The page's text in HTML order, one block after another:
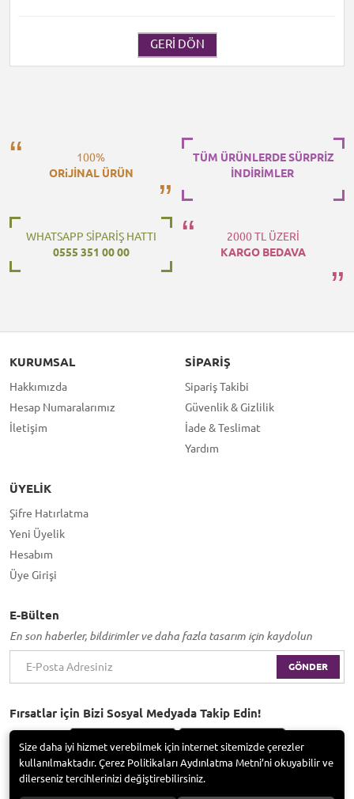
GERI DÖN
100%
ORiJİNAL ÜRÜN
TÜM ÜRÜNLERDE SÜRPRİZ
İNDİRİMLER
WHATSAPP SİPARİŞ HATTI
0555 351 00 00
2000 TL ÜZERİ
KARGO BEDAVA
KURUMSAL
Hakkımızda
Hesap Numaralarımız
İletişim
SIPARIŞ
Sipariş Takibi
Güvenlik & Gizlilik
İade & Teslimat
Yardım
ÜYELIK
Şifre Hatırlatma
Yeni Üyelik
Hesabım
Üye Girişi
E-Bülten
En son haberler, bildirimler ve daha fazla tasarım için kaydolun
GÖNDER
Fırsatlar için Bizi Sosyal Medyada Takip Edin!
Size daha iyi hizmet verebilmek için internet sitemizde çerezler
kullanılmaktadır. Çerez Politikaları Aydınlatma Metni’ni okuyabilir ve
dilerseniz tercihlerinizi değiştirebilirsiniz.